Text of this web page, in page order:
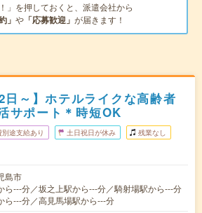
」を押しておくと、派遣会社から
」 や 「応募歓迎」 が届きます！
日～】ホテルライクな高齢者
サポート＊時短OK
別途支給あり 土日祝日が休み 残業なし
島市
ら---分／坂之上駅から---分／騎射場駅から---分
ら---分／高見馬場駅から---分